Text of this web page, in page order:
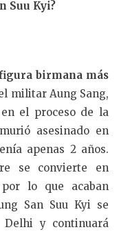
Suu Kyi?
birmana más
militar Aung Sang,
el proceso de la
asesinado en
apenas 2 años.
se convierte en
lo que acaban
San Suu Kyi se
y continuará